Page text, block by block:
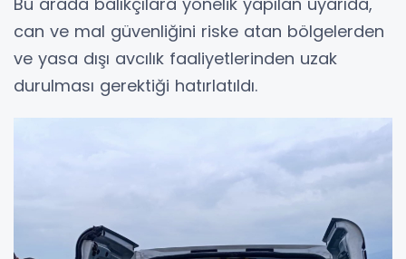
can ve mal güvenliğini riske atan bölgelerden
ve yasa dışı avcılık faaliyetlerinden uzak
durulması gerektiği hatırlatıldı.